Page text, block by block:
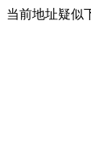
当前地址疑似